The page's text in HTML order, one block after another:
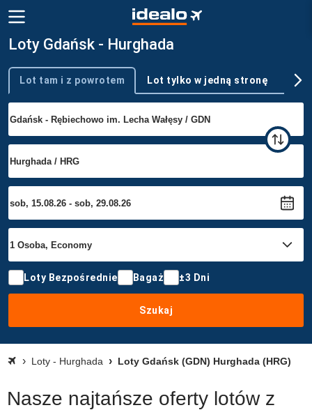
Loty Gdańsk - Hurghada
Typ podróży
Lot tam i z powrotem Lot tylko w jedną stronę
Loty Bezpośrednie Bagaż ±3 Dni
Szukaj
Loty - Hurghada Loty Gdańsk (GDN) Hurghada (HRG)
Nasze najtańsze oferty lotów z